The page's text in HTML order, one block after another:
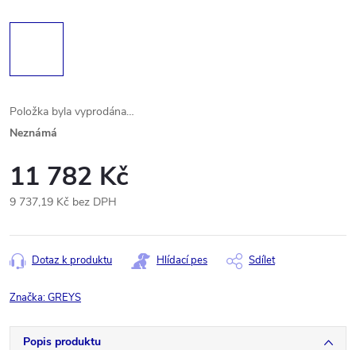
Položka byla vyprodána…
Neznámá
11 782 Kč
9 737,19 Kč bez DPH
cena:
Dotaz k produktu Hlídací pes Sdílet
Značka:GREYS
Popis produktu